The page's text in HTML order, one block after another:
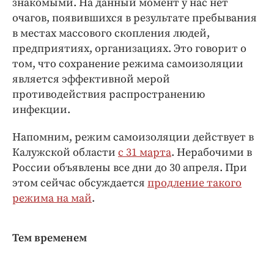
знакомыми. На данный момент у нас нет
очагов, появившихся в результате пребывания
в местах массового скопления людей,
предприятиях, организациях. Это говорит о
том, что сохранение режима самоизоляции
является эффективной мерой
противодействия распространению
инфекции.
Напомним, режим самоизоляции действует в
Калужской области с 31 марта. Нерабочими в
России объявлены все дни до 30 апреля. При
этом сейчас обсуждается продление такого
режима на май.
Тем временем